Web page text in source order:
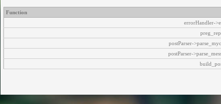
Function
errorHandler-
postParser-
postParser-